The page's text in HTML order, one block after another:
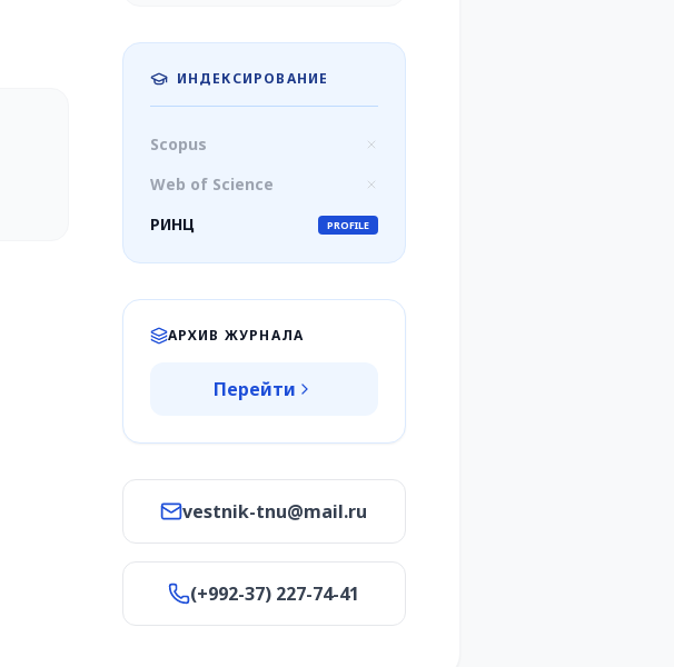
ИНДЕКСИРОВАНИЕ
Scopus
Web of Science
РИНЦ
PROFILE
АРХИВ ЖУРНАЛА
Перейти
vestnik-tnu@mail.ru
(+992-37) 227-74-41